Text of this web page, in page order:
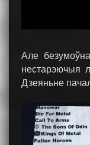
Але
нестарэючыя
Дзеяньне